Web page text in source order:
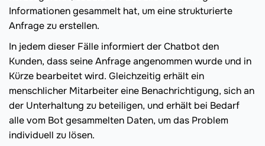
Informationen gesammelt hat, um eine strukturierte
Anfrage zu erstellen.
In jedem dieser Fälle informiert der Chatbot den
Kunden, dass seine Anfrage angenommen wurde und in
Kürze bearbeitet wird. Gleichzeitig erhält ein
menschlicher Mitarbeiter eine Benachrichtigung, sich an
der Unterhaltung zu beteiligen, und erhält bei Bedarf
alle vom Bot gesammelten Daten, um das Problem
individuell zu lösen.